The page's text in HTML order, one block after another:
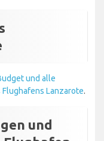
und alle
Lanzarote.
und